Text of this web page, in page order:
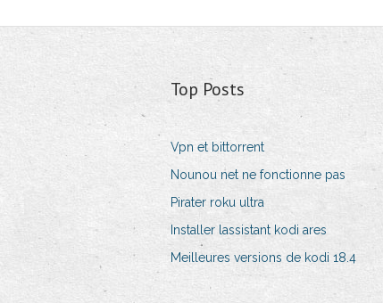
Top Posts
Vpn et bittorrent
Nounou net ne fonctionne pas
Pirater roku ultra
Installer lassistant kodi ares
Meilleures versions de kodi 18.4